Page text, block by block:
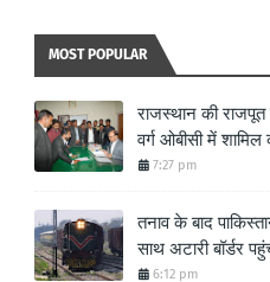
MOST POPULAR
राजस्थान की राजपूत
वर्ग ओबीसी में शामिल
7:27 pm
तनाव के बाद
साथ अटारी बॉर्डर
6:12 pm